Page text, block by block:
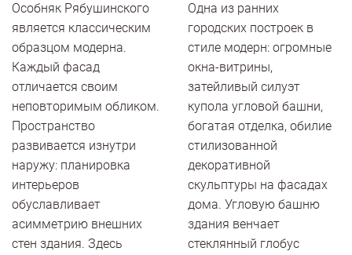
Особняк Рябушинского
является классическим
образцом модерна.
Каждый фасад
отличается своим
неповторимым обликом.
Пространство
развивается изнутри
наружу: планировка
интерьеров
обуславливает
асимметрию внешних
стен здания. Здесь
Одна из ранних
городских построек в
стиле модерн: огромные
окна-витрины,
затейливый силуэт
купола угловой башни,
богатая отделка, обилие
стилизованной
декоративной
скульптуры на фасадах
дома. Угловую башню
здания венчает
стеклянный глобус